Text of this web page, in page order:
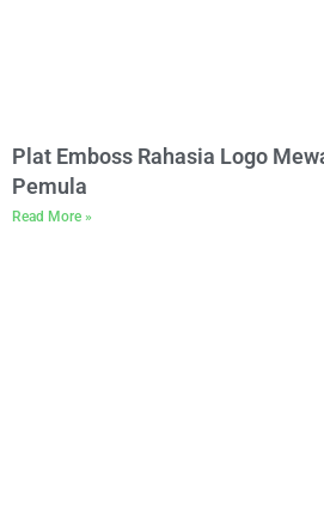
Plat Emboss Rahasia Logo
Pemula
Read More »